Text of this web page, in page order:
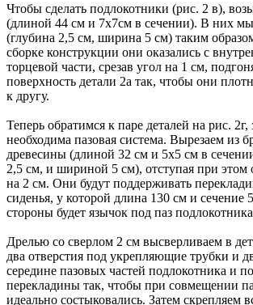
Чтобы сделать подлокотники (рис. 2 в),
(длиной 44 см и 7х7см в сечении). В них
(глубина 2,5 см, ширина 5 см) таким
сборке конструкции они оказались с
торцевой части, срезав угол на 1 см,
поверхность детали 2а так, чтобы они
к другу.
Теперь обратимся к паре деталей на рис. 2г,
необходима пазовая система. Вырезаем из
древесины (длиной 32 см и 5х5 см в
2,5 см, и шириной 5 см), отступая при этом
на 2 см. Они будут поддерживать
сиденья, у которой длина 130 см и сечение
стороны будет язычок под паз
Дрелью со сверлом 2 см высверливаем в
два отверстия под укрепляющие трубки и
середине пазовых частей подлокотника и
перекладины так, чтобы при совмещении
идеально состыковались. Затем скрепляем